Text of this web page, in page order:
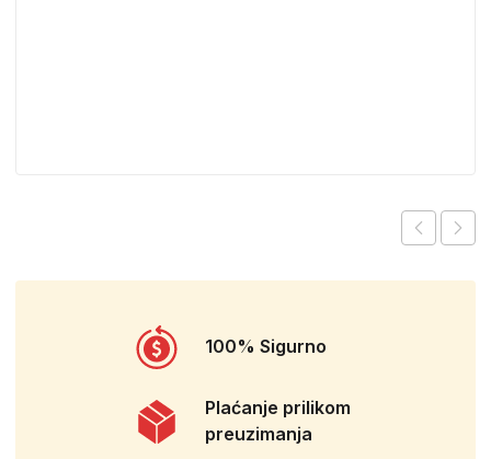
100% Sigurno
Plaćanje prilikom
preuzimanja